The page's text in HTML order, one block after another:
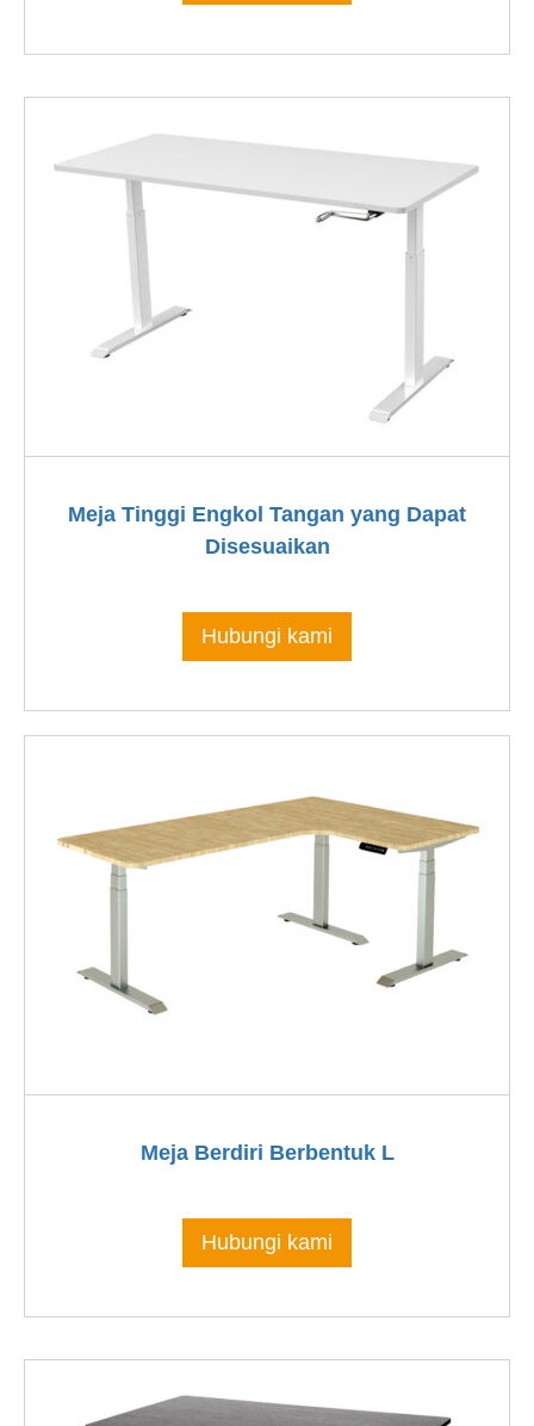
Meja Tinggi Engkol Tangan yang Dapat
Disesuaikan
Hubungi kami
Meja Berdiri Berbentuk L
Hubungi kami